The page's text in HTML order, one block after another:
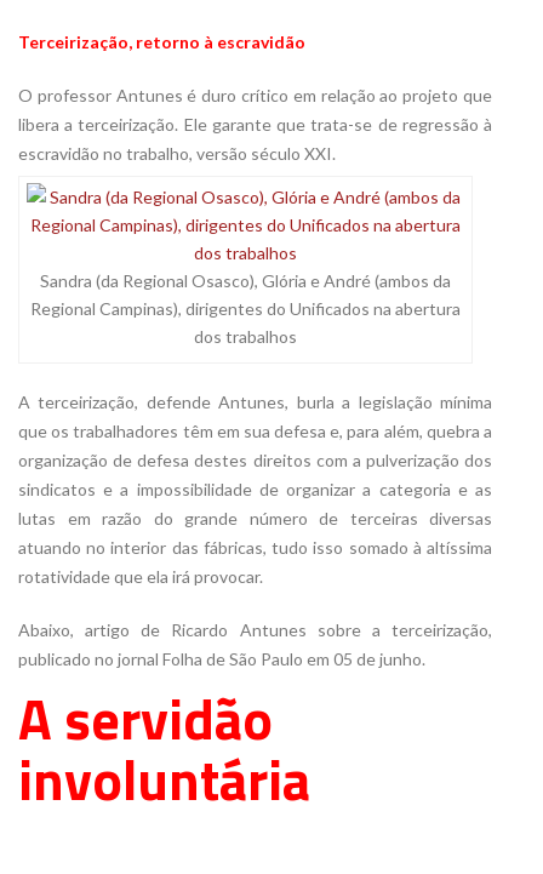
Terceirização, retorno à escravidão
O professor Antunes é duro crítico em relação ao projeto que
libera a terceirização. Ele garante que trata-se de regressão à
escravidão no trabalho, versão século XXI.
Sandra (da Regional Osasco), Glória e André (ambos da
Regional Campinas), dirigentes do Unificados na abertura
dos trabalhos
A terceirização, defende Antunes, burla a legislação mínima
que os trabalhadores têm em sua defesa e, para além, quebra a
organização de defesa destes direitos com a pulverização dos
sindicatos e a impossibilidade de organizar a categoria e as
lutas em razão do grande número de terceiras diversas
atuando no interior das fábricas, tudo isso somado à altíssima
rotatividade que ela irá provocar.
Abaixo, artigo de Ricardo Antunes sobre a terceirização,
publicado no jornal Folha de São Paulo em 05 de junho.
A servidão
involuntária